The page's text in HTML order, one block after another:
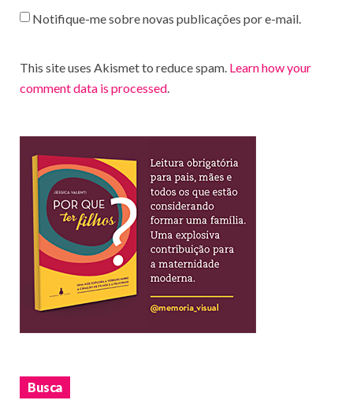
Notifique-me sobre novas publicações por e-mail.
This site uses Akismet to reduce spam. Learn how your
comment data is processed
Busca